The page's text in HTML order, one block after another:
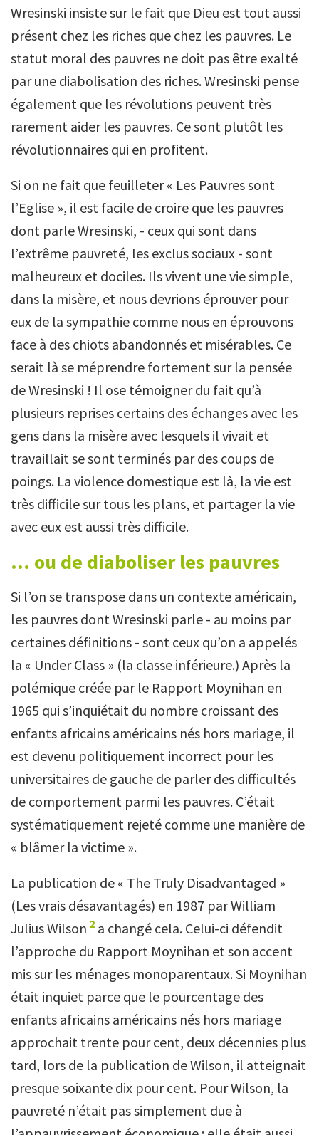
Wresinski insiste sur le fait que Dieu est tout aussi
présent chez les riches que chez les pauvres. Le
statut moral des pauvres ne doit pas être exalté
par une diabolisation des riches. Wresinski pense
également que les révolutions peuvent très
rarement aider les pauvres. Ce sont plutôt les
révolutionnaires qui en profitent.
Si on ne fait que feuilleter « Les Pauvres sont
l’Eglise », il est facile de croire que les pauvres
dont parle Wresinski, - ceux qui sont dans
l’extrême pauvreté, les exclus sociaux - sont
malheureux et dociles. Ils vivent une vie simple,
dans la misère, et nous devrions éprouver pour
eux de la sympathie comme nous en éprouvons
face à des chiots abandonnés et misérables. Ce
serait là se méprendre fortement sur la pensée
de Wresinski ! Il ose témoigner du fait qu’à
plusieurs reprises certains des échanges avec les
gens dans la misère avec lesquels il vivait et
travaillait se sont terminés par des coups de
poings. La violence domestique est là, la vie est
très difficile sur tous les plans, et partager la vie
avec eux est aussi très difficile.
... ou de diaboliser les pauvres
Si l’on se transpose dans un contexte américain,
les pauvres dont Wresinski parle - au moins par
certaines définitions - sont ceux qu’on a appelés
la « Under Class » (la classe inférieure.) Après la
polémique créée par le Rapport Moynihan en
1965 qui s’inquiétait du nombre croissant des
enfants africains américains nés hors mariage, il
est devenu politiquement incorrect pour les
universitaires de gauche de parler des difficultés
de comportement parmi les pauvres. C’était
systématiquement rejeté comme une manière de
« blâmer la victime ».
La publication de « The Truly Disadvantaged »
(Les vrais désavantagés) en 1987 par William
Julius Wilson 2 a changé cela. Celui-ci défendit
l’approche du Rapport Moynihan et son accent
mis sur les ménages monoparentaux. Si Moynihan
était inquiet parce que le pourcentage des
enfants africains américains nés hors mariage
approchait trente pour cent, deux décennies plus
tard, lors de la publication de Wilson, il atteignait
presque soixante dix pour cent. Pour Wilson, la
pauvreté n’était pas simplement due à